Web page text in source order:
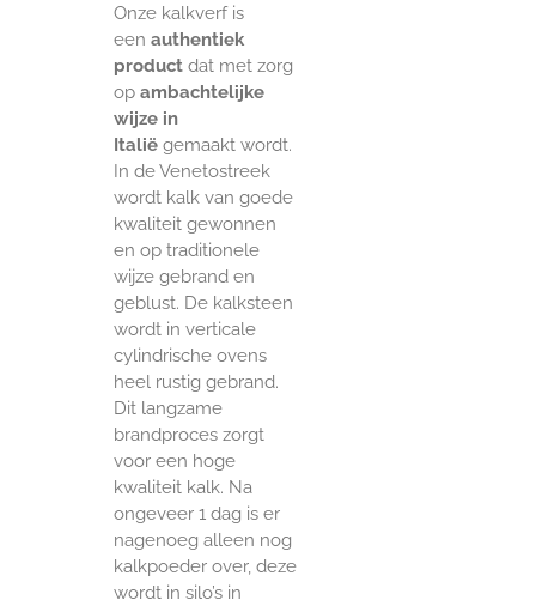
Onze kalkverf is
een authentiek
productdat met zorg
op ambachtelijke
wijze in
Italiëgemaakt wordt.
In de Venetostreek
wordt kalk van goede
kwaliteit gewonnen
en op traditionele
wijze gebrand en
geblust. De kalksteen
wordt in verticale
cylindrische ovens
heel rustig gebrand.
Dit langzame
brandproces zorgt
voor een hoge
kwaliteit kalk. Na
ongeveer 1 dag is er
nagenoeg alleen nog
kalkpoeder over, deze
wordt in silo’s in